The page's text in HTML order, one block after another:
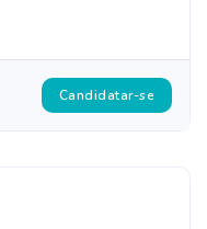
Candidatar-se